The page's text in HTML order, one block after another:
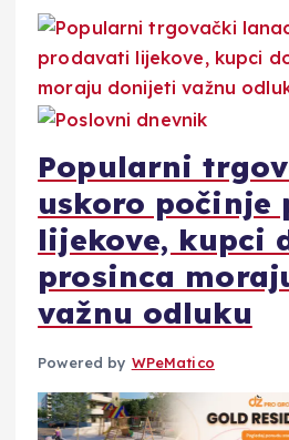
Popularni
uskoro počinje
lijekove, kupci
prosinca
važnu odluku
Powered by WPeMatico